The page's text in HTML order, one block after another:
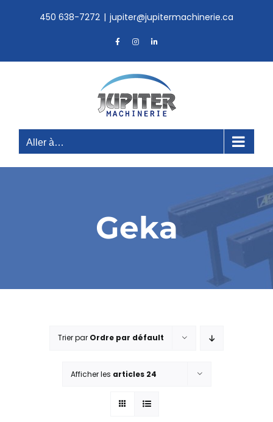
450 638-7272 | jupiter@jupitermachinerie.ca
FacebookInstagramLinkedIn
Aller à…
Geka
Trier par Ordre par défault
Afficher les articles 24